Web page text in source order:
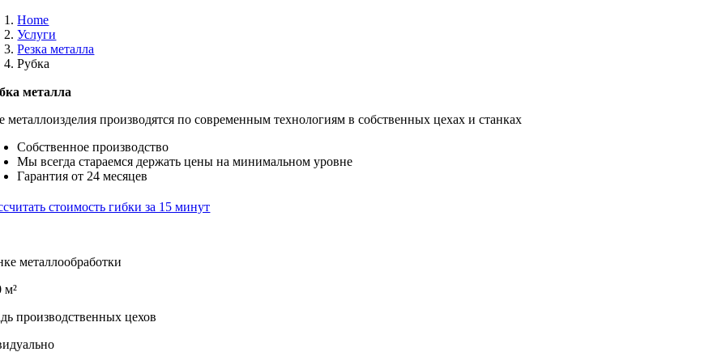
Home
Услуги
Резка металла
Рубка
металла
металлоизделия производятся по современным технологиям в собственных цехах и станках
Собственное производство
Мы всегда стараемся держать цены на минимальном уровне
Гарантия от 24 месяцев
стоимость гибки за 15 минут
металлообработки
м²
производственных цехов